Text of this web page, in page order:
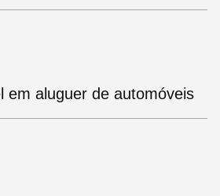
em aluguer de automóveis